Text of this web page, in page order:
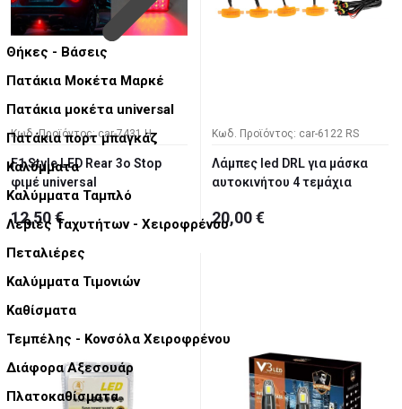
Θήκες - Βάσεις
Πατάκια Μοκέτα Μαρκέ
Πατάκια μοκέτα universal
Πατάκια πορτ μπαγκάζ
Καλύμματα
Καλύμματα Ταμπλό
Λεβιές Ταχυτήτων - Χειροφρένου
Πεταλιέρες
Καλύμματα Τιμονιών
Καθίσματα
Τεμπέλης - Κονσόλα Χειροφρένου
Διάφορα Αξεσουάρ
Πλατοκαθίσματα
Κωδ. Προϊόντος: car-7431 H
F1 Style LED Rear 3ο Stop
φιμέ universal
12,50 €
Κωδ. Προϊόντος: car-6122 RS
Λάμπες led DRL για μάσκα
αυτοκινήτου 4 τεμάχια
20,00 €